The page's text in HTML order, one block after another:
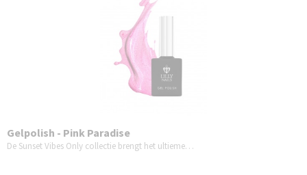
Gelpolish - Pink Paradise
De Sunset Vibes Only collectie brengt het ultieme…